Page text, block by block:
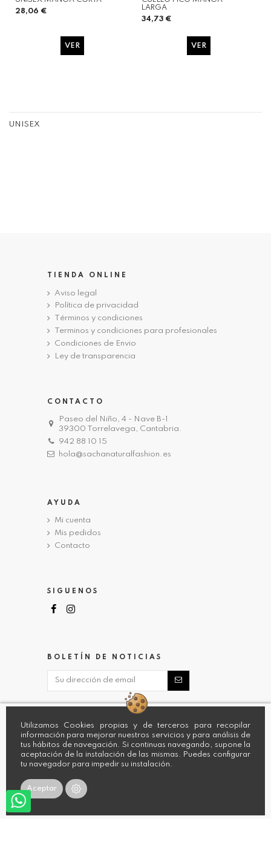
Utilizamos Cookies propias y de terceros para recopilar
información para mejorar nuestros servicios y para análisis de
tus hábitos de navegación. Si continuas navegando, supone la
aceptación de la instalación de las mismas. Puedes configurar
tu navegador para impedir su instalación.
Aceptar
28,06 €
VER
LARGA
34,73 €
VER
UNISEX
TIENDA ONLINE
Aviso legal
Política de privacidad
Términos y condiciones
Terminos y condiciones para profesionales
Condiciones de Envio
Ley de transparencia
CONTACTO
Paseo del Niño, 4 - Nave B-1
39300 Torrelavega, Cantabria.
942 88 10 15
hola@sachanaturalfashion.es
AYUDA
Mi cuenta
Mis pedidos
Contacto
SIGUENOS
BOLETÍN DE NOTICIAS